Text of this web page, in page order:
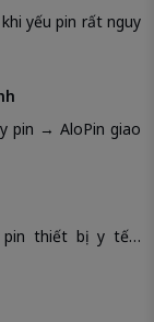
yếu pin rất nguy
pin → AloPin giao
pin thiết bị y tế…